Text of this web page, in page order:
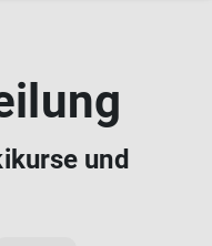
und